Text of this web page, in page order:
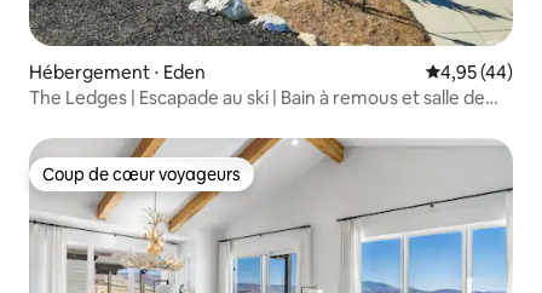
Hébergement ⋅ Eden Évaluation
4,95 (44)
The Ledges | Escapade au ski | Bain à remous et salle de
Coup de cœur voyageurs
Coup de cœur voyageurs